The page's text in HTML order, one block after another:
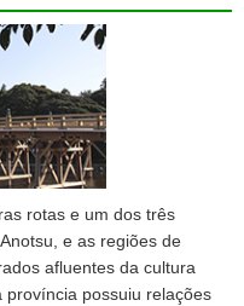
rotas e um dos três
e as regiões de
afluentes da cultura
província possuiu relações